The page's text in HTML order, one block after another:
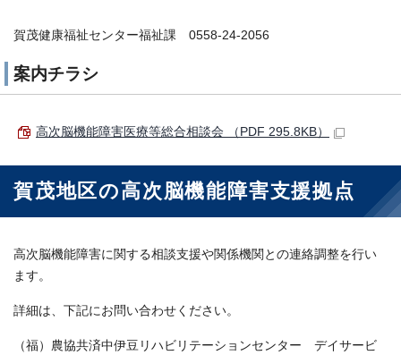
賀茂健康福祉センター福祉課 0558-24-2056
案内チラシ
高次脳機能障害医療等総合相談会 （PDF 295.8KB）
賀茂地区の高次脳機能障害支援拠点
高次脳機能障害に関する相談支援や関係機関との連絡調整を行い
ます。
詳細は、下記にお問い合わせください。
（福）農協共済中伊豆リハビリテーションセンター デイサービ